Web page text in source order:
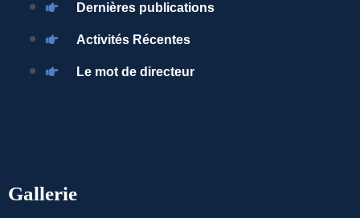
Dernières publications
Activités Récentes
Le mot de directeur
Gallerie